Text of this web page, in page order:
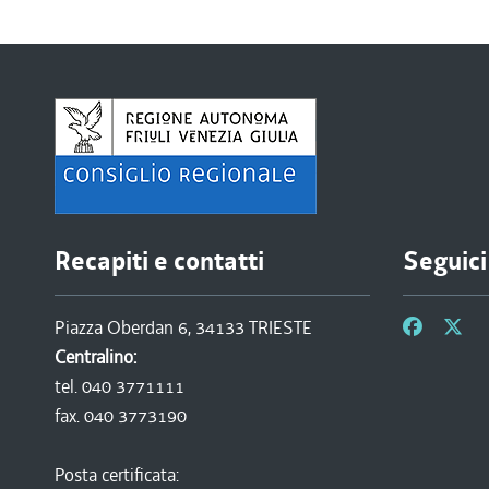
Recapiti e contatti
Piazza Oberdan 6, 34133 TRIESTE
Centralino:
tel. 040 3771111
fax. 040 3773190
Posta certificata: